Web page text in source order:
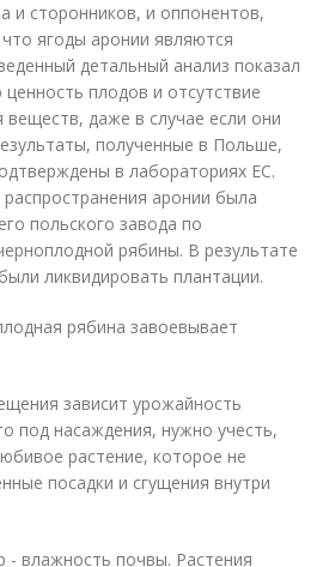
и сторонников, и оппонентов,
ягоды аронии являются
детальный анализ показал
плодов и отсутствие
веществ, даже в случае если они
полученные в Польше,
в лабораториях ЕС.
аронии была
польского завода по
рябины. В результате
ликвидировать плантации.
рябина завоевывает
зависит урожайность
под насаждения, нужно учесть,
растение, которое не
посадки и сгущения внутри
- влажность почвы. Растения